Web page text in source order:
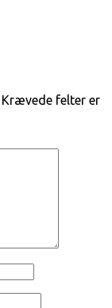
Krævede felter er